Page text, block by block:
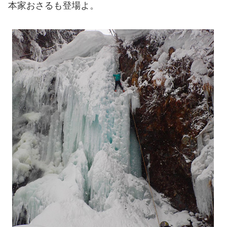
本家おさるも登場よ。